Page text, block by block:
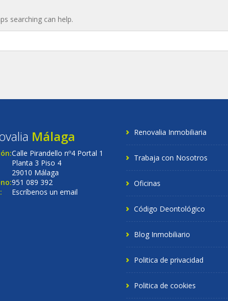
searching can help.
Málaga
Calle Pirandello nº4 Portal 1
Planta 3 Piso 4
29010 Málaga
951 089 392
Escríbenos un email
Renovalia Inmobiliaria
Trabaja con Nosotros
Oficinas
Código Deontológico
Blog Inmobiliario
Politica de privacidad
Politica de cookies